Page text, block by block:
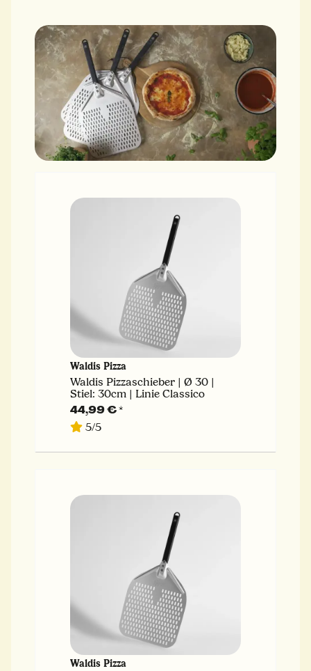
Waldis Pizza
Waldis Pizzaschieber | Ø 30 |
Stiel: 30cm | Linie Classico
44,99 €*
5/5
Waldis Pizza